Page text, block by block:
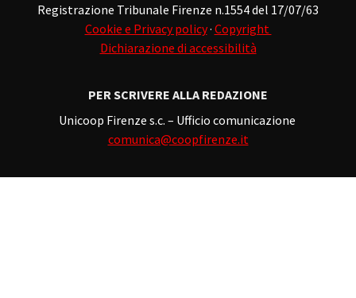
Registrazione Tribunale Firenze n.1554 del 17/07/63
Cookie e Privacy policy· Copyright
Dichiarazione di accessibilità
PER SCRIVERE ALLA REDAZIONE
Unicoop Firenze s.c. – Ufficio comunicazione
comunica@coopfirenze.it